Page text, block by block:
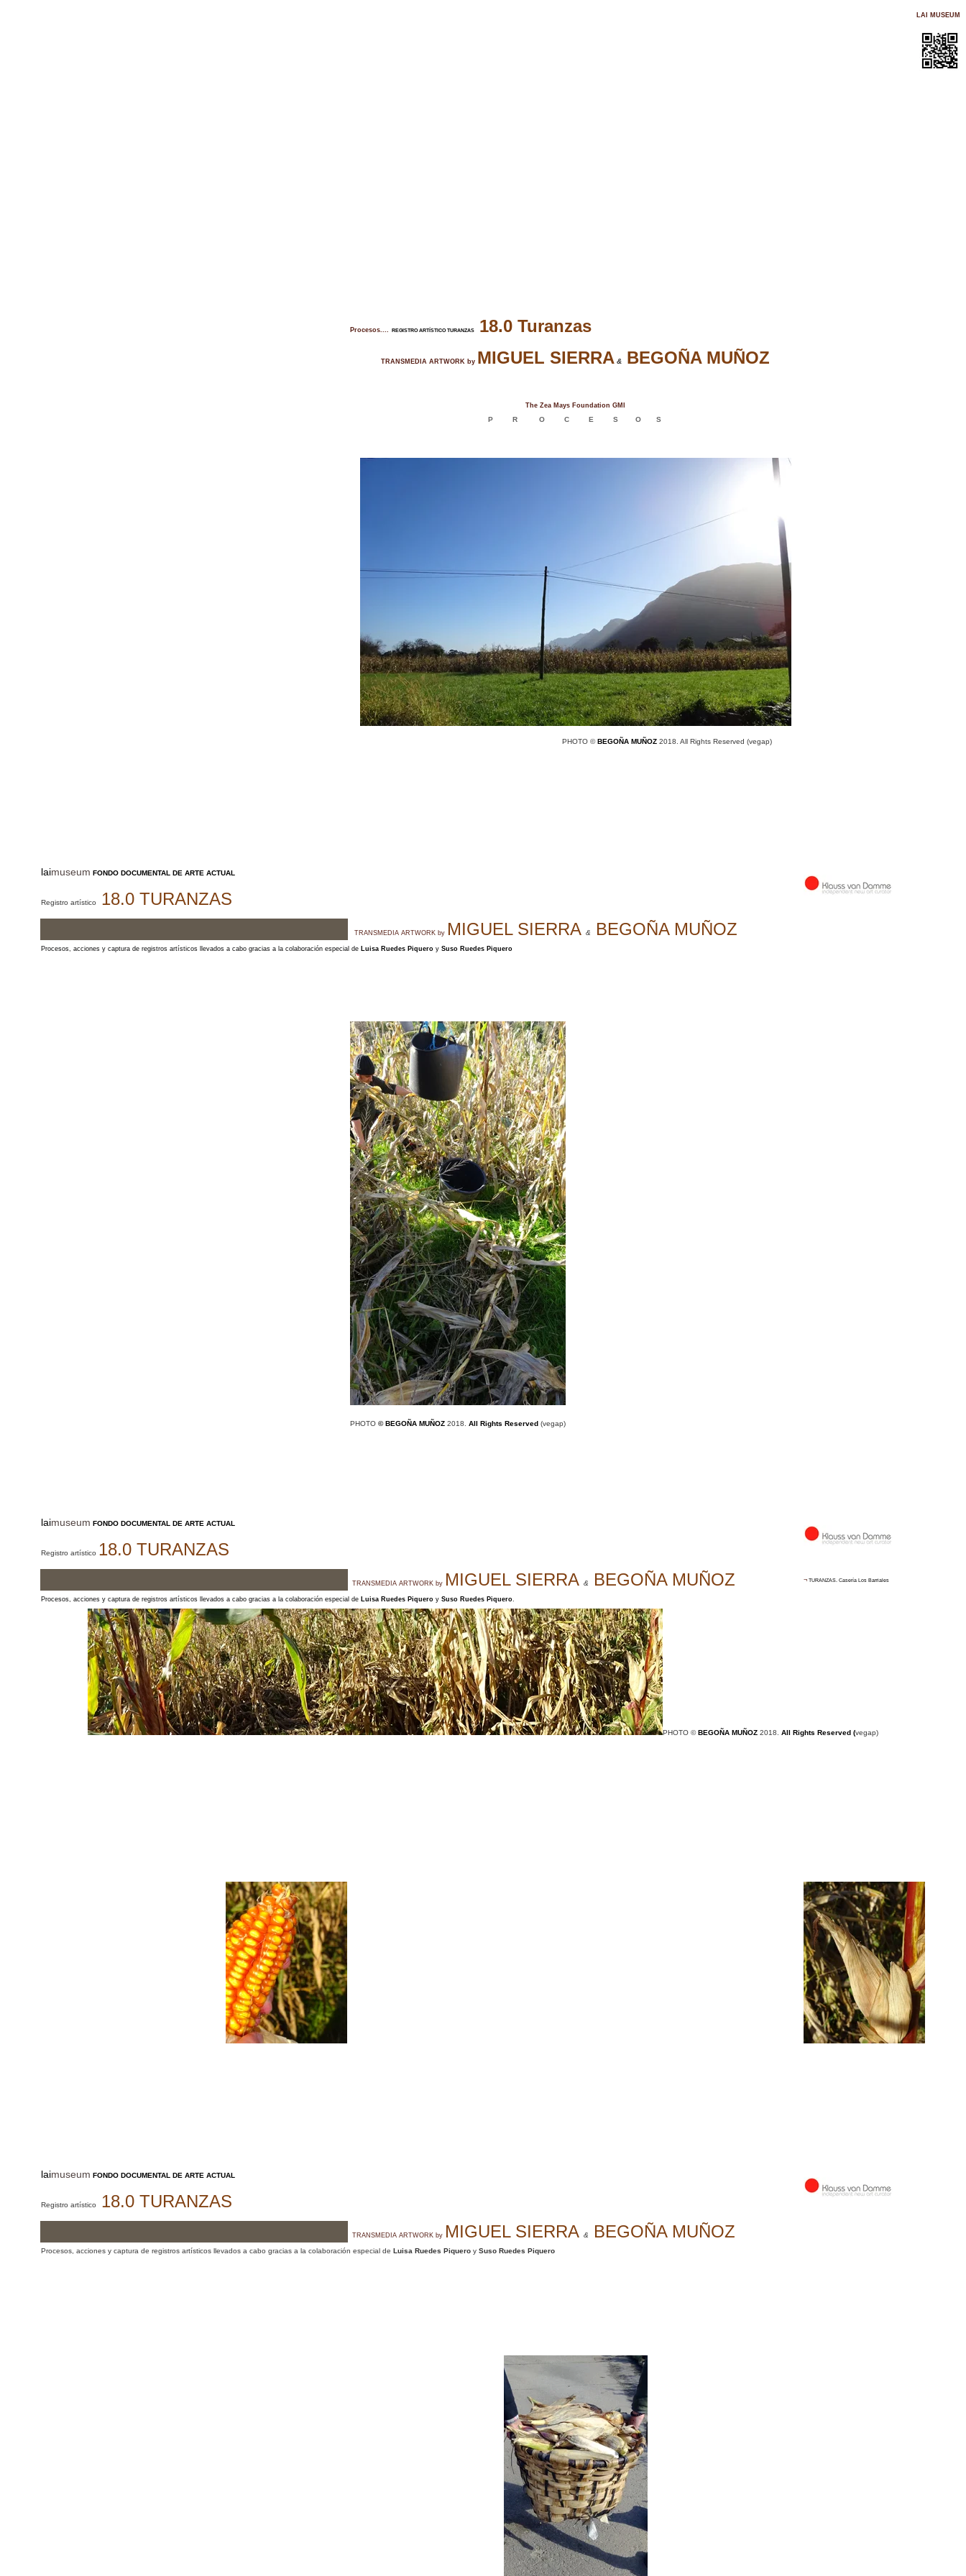
LAI MUSEUM
Procesos.... REGISTRO ARTÍSTICO TURANZAS 18.0 Turanzas
TRANSMEDIA ARTWORK by MIGUEL SIERRA & BEGOÑA MUÑOZ
The Zea Mays Foundation GMI
P R O C E S O S
PHOTO ©BEGOÑA MUÑOZ 2018. All Rights Reserved (vegap)
laimuseum FONDO DOCUMENTAL DE ARTE ACTUAL
Registro artístico 18.0 TURANZAS
TRANSMEDIA ARTWORK by MIGUEL SIERRA & BEGOÑA MUÑOZ
Procesos, acciones y captura de registros artísticos llevados a cabo gracias a la colaboración especial de Luisa Ruedes Piquero y Suso Ruedes Piquero
PHOTO © BEGOÑA MUÑOZ 2018 All Rights Reserved (vegap)
laimuseum FONDO DOCUMENTAL DE ARTE ACTUAL
Registro artístico 18.0 TURANZAS
TRANSMEDIA ARTWORK by MIGUEL SIERRA & BEGOÑA MUÑOZ ¬ TURANZAS. Casería Los Barriales
Procesos, acciones y captura de registros artísticos llevados a cabo gracias a la colaboración especial de Luisa Ruedes Piquero y Suso Ruedes Piquero.
PHOTO ©BEGOÑA MUÑOZ 2018. All Rights Reserved (vegap)
laimuseum FONDO DOCUMENTAL DE ARTE ACTUAL
Registro artístico 18.0 TURANZAS
TRANSMEDIA ARTWORK by MIGUEL SIERRA & BEGOÑA MUÑOZ
Procesos, acciones y captura de registros artísticos llevados a cabo gracias a la colaboración especial de Luisa Ruedes Piquero y Suso Ruedes Piquero